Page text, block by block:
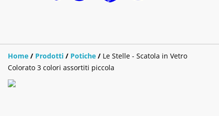
Home / Prodotti / Potiche / Le Stelle - Scatola in Vetro
Colorato 3 colori assortiti piccola